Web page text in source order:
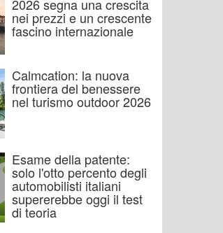
2026 segna una crescita
nei prezzi e un crescente
fascino internazionale
Calmcation: la nuova
frontiera del benessere
nel turismo outdoor 2026
Esame della patente:
solo l'otto percento degli
automobilisti italiani
supererebbe oggi il test
di teoria